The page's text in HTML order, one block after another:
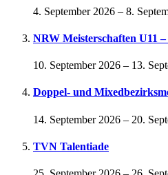
4. September 2026 – 8.
NRW Meisterschaften U11
10. September 2026 – 13.
Doppel- und
14. September 2026 – 20.
TVN Talentiade